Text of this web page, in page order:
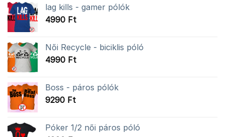
lag kills - gamer pólók
4990 Ft
Női Recycle - biciklis póló
4990 Ft
Boss - páros pólók
9290 Ft
Póker 1/2 női páros póló